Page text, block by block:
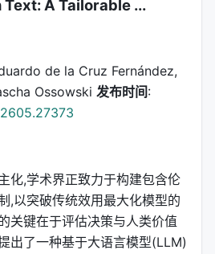
Text: A Tailorable ...
de la Cruz Fernández,
Ossowski 发布时间:
2605.27373
化,学术界正致力于构建包含伦
,以突破传统效用最大化模型的
关键在于评估决策与人类价值
出了一种基于大语言模型(LLM)